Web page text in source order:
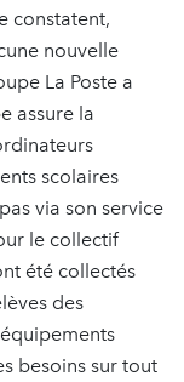
constatent,
nouvelle
La Poste a
assure la
scolaires
via son service
le collectif
été collectés
des
besoins sur tout